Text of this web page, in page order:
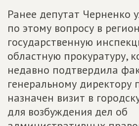
Ранее депутат Черненко
по этому вопросу в
государственную
областную прокуратуру,
недавно подтвердила
генеральному директору
назначен визит в
для возбуждения дел об